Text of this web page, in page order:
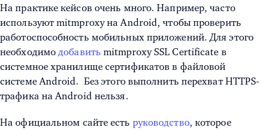
На практике кейсов очень много. Например, часто
используют mitmproxy на Android, чтобы проверить
работоспособность мобильных приложений. Для этого
необходимодобавить mitmproxy SSL Certificate в
системное хранилище сертификатов в файловой
системе Android. Без этого выполнить перехват HTTPS-
трафика на Android нельзя.
На официальном сайте есть руководство, которое